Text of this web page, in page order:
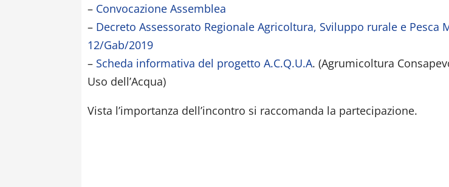
– Convocazione Assemblea
– Decreto Assessorato Regionale Agricoltura, Sviluppo rurale e Pesca
12/Gab/2019
– Scheda informativa del progetto A.C.Q.U.A. (Agrumicoltura
Uso dell’Acqua)
Vista l’importanza dell’incontro si raccomanda la partecipazione.